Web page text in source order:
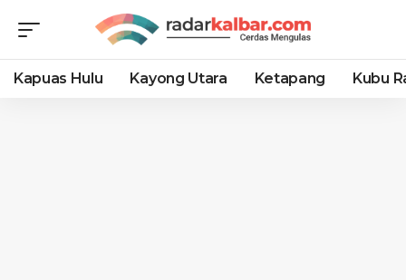
Kapuas Hulu Kayong Utara Ketapang Kubu